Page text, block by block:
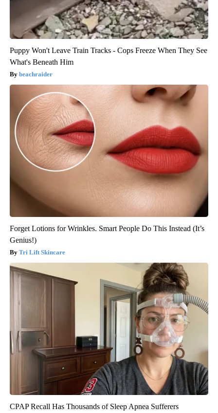
Puppy Won't Leave Train Tracks - Cops Freeze When They See
What's Beneath Him
beachraider
Forget Lotions for Wrinkles. Smart People Do This Instead (It’s
Genius!)
Tri Lift Skincare
CPAP Recall Has Thousands of Sleep Apnea Sufferers